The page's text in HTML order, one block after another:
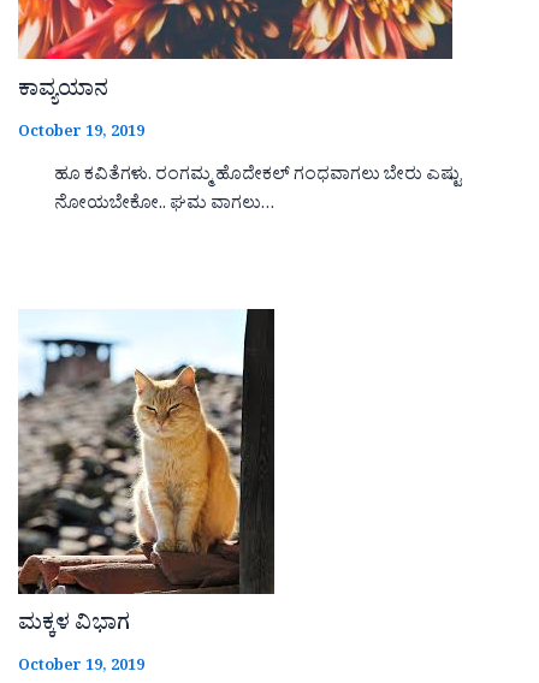
ಕಾವ್ಯಯಾನ
October 19, 2019
ಹೂ ಕವಿತೆಗಳು. ರಂಗಮ್ಮ ಹೊದೇಕಲ್ ಗಂಧವಾಗಲು ಬೇರು ಎಷ್ಟು
ನೋಯಬೇಕೋ.. ಘಮ ವಾಗಲು…
ಮಕ್ಕಳ ವಿಭಾಗ
October 19, 2019